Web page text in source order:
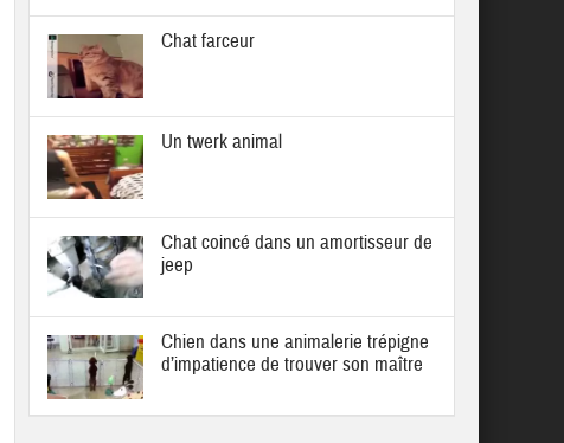
Chat farceur
Un twerk animal
Chat coincé dans un amortisseur de
jeep
Chien dans une animalerie trépigne
d’impatience de trouver son maître